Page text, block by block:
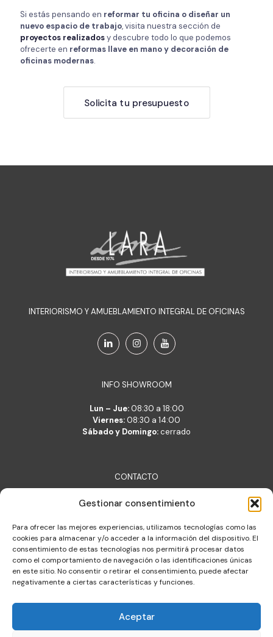
Gestionar consentimiento
Para ofrecer las mejores experiencias, utilizamos tecnologías como las
cookies para almacenar y/o acceder a la información del dispositivo. El
consentimiento de estas tecnologías nos permitirá procesar datos
como el comportamiento de navegación o las identificaciones únicas
en este sitio. No consentir o retirar el consentimiento, puede afectar
negativamente a ciertas características y funciones.
Aceptar
Si estás pensando en reformar tu oficina o diseñar un
nuevo espacio de trabajo, visita nuestra sección de
proyectos realizadosy descubre todo lo que podemos
ofrecerte en reformas llave en mano y decoración de
oficinas modernas.
Solicita tu presupuesto
INTERIORISMO Y AMUEBLAMIENTO INTEGRAL DE OFICINAS
INFO SHOWROOM
Lun – Jue:08:30 a 18:00
Viernes: 08:30 a 14:00
Sábado y Domingo:cerrado
CONTACTO
Lara Belsué S.L.
lara@lara.es
T: +34 976 377 704
Almacén de logística integral
c/ Constitución 30, Cuarte de Huerva